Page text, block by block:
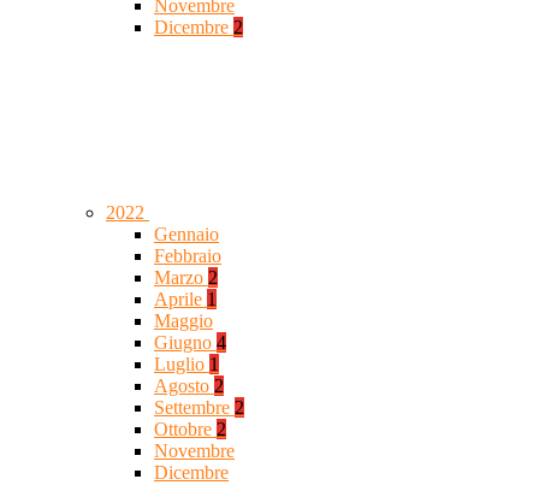
Novembre
Dicembre 2
2022
Gennaio
Febbraio
Marzo 2
Aprile 1
Maggio
Giugno 4
Luglio 1
Agosto 2
Settembre 2
Ottobre 2
Novembre
Dicembre